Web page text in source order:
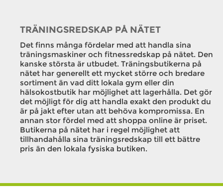
TRÄNINGSREDSKAP PÅ NÄTET
Det finns många fördelar med att handla sina
träningsmaskiner och fitnessredskap på nätet. Den
kanske största är utbudet. Träningsbutikerna på
nätet har generellt ett mycket större och bredare
sortiment än vad ditt lokala gym eller din
hälsokostbutik har möjlighet att lagerhålla. Det gör
det möjligt för dig att handla exakt den produkt du
är på jakt efter utan att behöva kompromissa. En
annan stor fördel med att shoppa online är priset.
Butikerna på nätet har i regel möjlighet att
tillhandahålla sina träningsredskap till ett bättre
pris än den lokala fysiska butiken.